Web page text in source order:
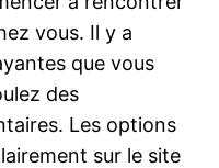
vous. Il y a
que vous
des
Les options
sur le site